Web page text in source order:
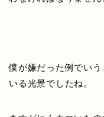
僕が嫌だった例でい
いる光景でしたね。